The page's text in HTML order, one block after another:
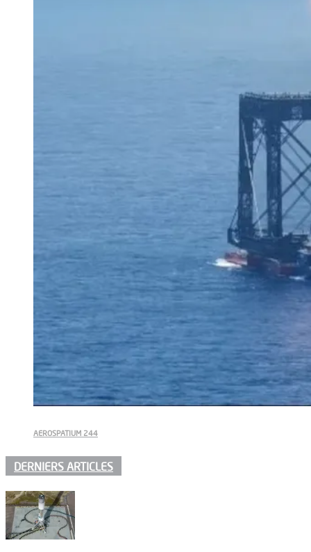
AEROSPATIUM 244
DERNIERS ARTICLES